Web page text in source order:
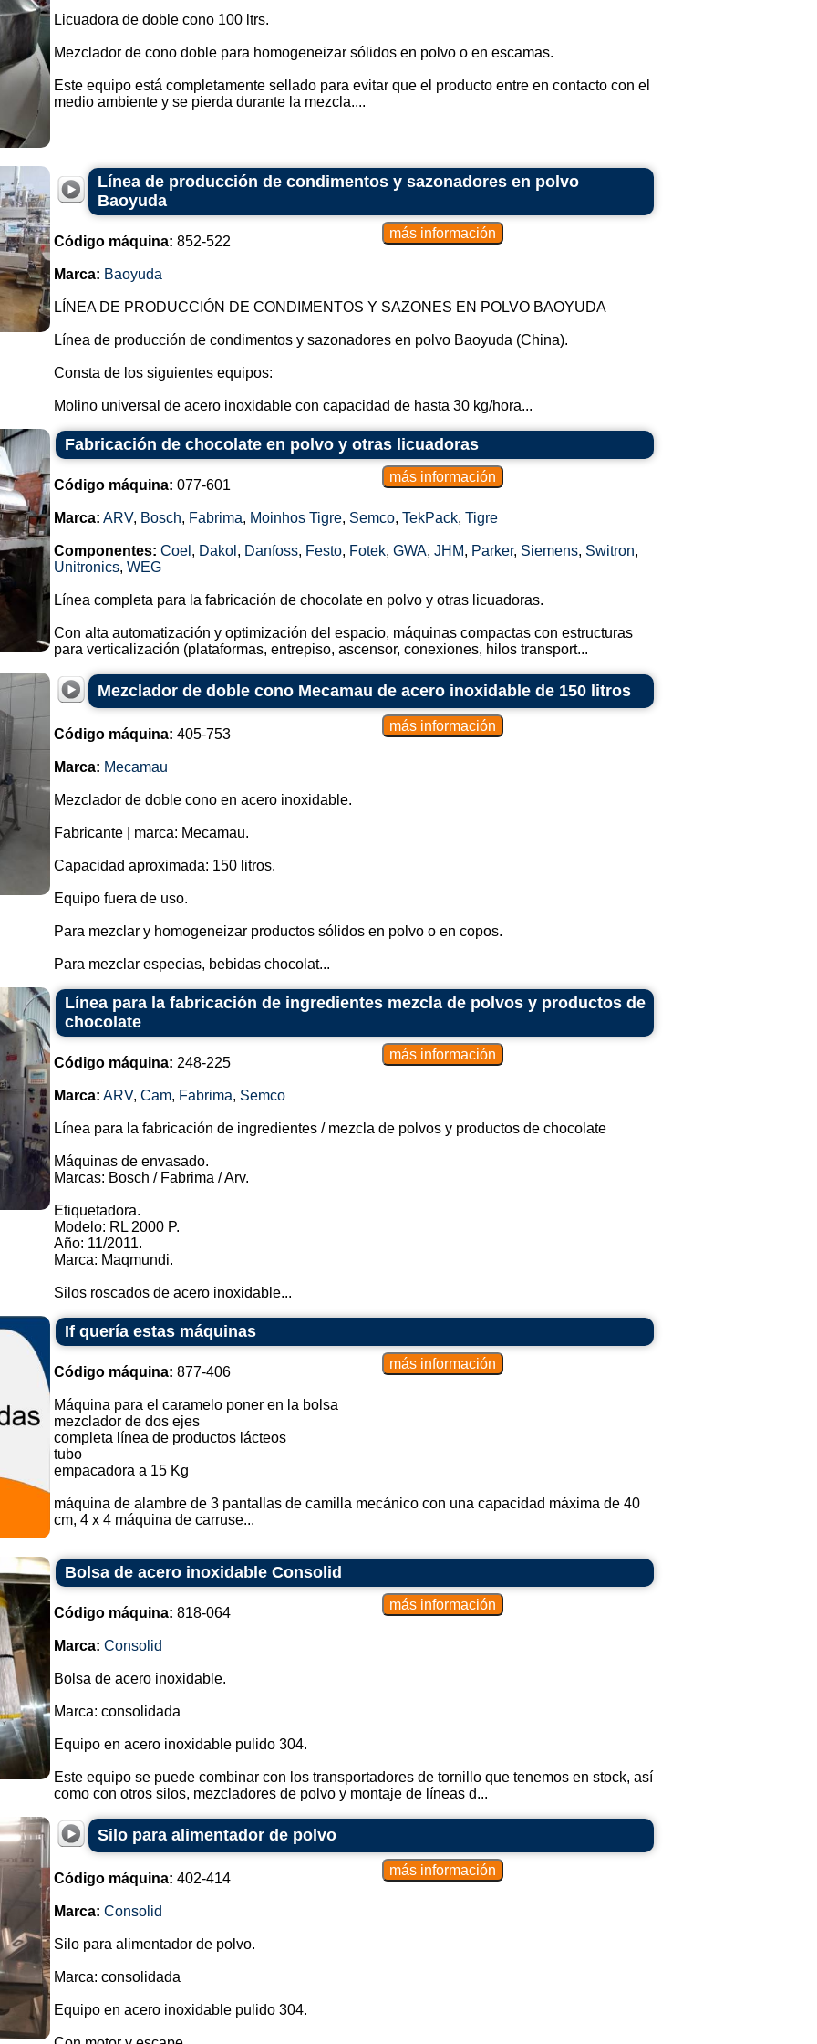
Licuadora de doble cono 100 ltrs.
Mezclador de cono doble para homogeneizar sólidos en polvo o en escamas.
Este equipo está completamente sellado para evitar que el producto entre en contacto con el
medio ambiente y se pierda durante la mezcla....
Línea de producción de condimentos y sazonadores en polvo
Baoyuda
Código máquina: 852-522
Marca: Baoyuda
LÍNEA DE PRODUCCIÓN DE CONDIMENTOS Y SAZONES EN POLVO BAOYUDA
Línea de producción de condimentos y sazonadores en polvo Baoyuda (China).
Consta de los siguientes equipos:
Molino universal de acero inoxidable con capacidad de hasta 30 kg/hora...
Fabricación de chocolate en polvo y otras licuadoras
Código máquina: 077-601
Marca: ARV, Bosch, Fabrima, Moinhos Tigre, Semco, TekPack, Tigre
Componentes: Coel , Dakol , Danfoss, Festo, Fotek, GWA, JHM, Parker, Siemens, Switron,
Unitronics, WEG
Línea completa para la fabricación de chocolate en polvo y otras licuadoras.
Con alta automatización y optimización del espacio, máquinas compactas con estructuras
para verticalización (plataformas, entrepiso, ascensor, conexiones, hilos transport...
Mezclador de doble cono Mecamau de acero inoxidable de 150 litros
Código máquina: 405-753
Marca: Mecamau
Mezclador de doble cono en acero inoxidable.
Fabricante | marca: Mecamau.
Capacidad aproximada: 150 litros.
Equipo fuera de uso.
Para mezclar y homogeneizar productos sólidos en polvo o en copos.
Para mezclar especias, bebidas chocolat...
Línea para la fabricación de ingredientes mezcla de polvos y productos de
chocolate
Código máquina: 248-225
Marca: ARV, Cam, Fabrima, Semco
Línea para la fabricación de ingredientes / mezcla de polvos y productos de chocolate
Máquinas de envasado.
Marcas: Bosch / Fabrima / Arv.
Etiquetadora.
Modelo: RL 2000 P.
Año: 11/2011.
Marca: Maqmundi.
Silos roscados de acero inoxidable...
If quería estas máquinas
Código máquina: 877-406
Máquina para el caramelo poner en la bolsa
mezclador de dos ejes
completa línea de productos lácteos
tubo
empacadora a 15 Kg
máquina de alambre de 3 pantallas de camilla mecánico con una capacidad máxima de 40
cm, 4 x 4 máquina de carruse...
Bolsa de acero inoxidable Consolid
Código máquina: 818-064
Marca: Consolid
Bolsa de acero inoxidable.
Marca: consolidada
Equipo en acero inoxidable pulido 304.
Este equipo se puede combinar con los transportadores de tornillo que tenemos en stock, así
como con otros silos, mezcladores de polvo y montaje de líneas d...
Silo para alimentador de polvo
Código máquina: 402-414
Marca: Consolid
Silo para alimentador de polvo.
Marca: consolidada
Equipo en acero inoxidable pulido 304.